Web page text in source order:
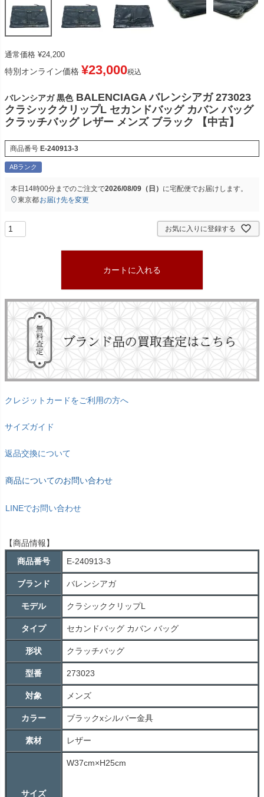
通常価格 ¥24,200
特別オンライン価格 ¥23,000税込
バレンシアガ 黒色 BALENCIAGA バレンシアガ 273023
クラシッククリップL セカンドバッグ カバン バッグ
クラッチバッグ レザー メンズ ブラック 【中古】
商品番号 E-240913-3
ABランク
本日 14時00分までのご注文で2026/08/09（日） に宅配便でお届けします。
東京都お届け先を変更
お気に入りに登録する
カートに入れる
クレジットカードをご利用の方へ
サイズガイド
返品交換について
商品についてのお問い合わせ
LINEでお問い合わせ
【商品情報】
商品番号
E-240913-3
ブランド バレンシアガ
モデル クラシッククリップL
タイプ セカンドバッグ カバン バッグ
形状 クラッチバッグ
型番 273023
対象 メンズ
カラー ブラックxシルバー金具
素材 レザー
サイズ
W37cm×H25cm